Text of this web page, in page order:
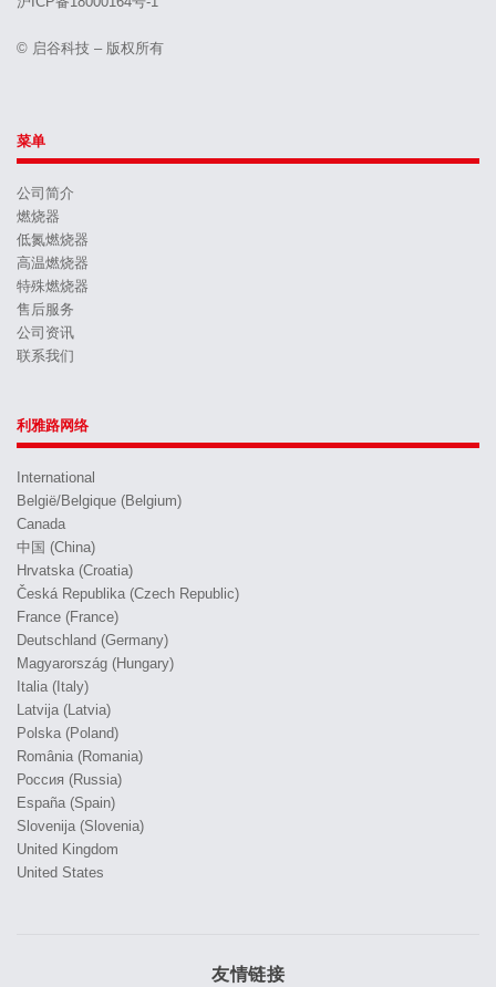
© 启谷科技 – 版权所有
菜单
公司简介
燃烧器
低氮燃烧器
高温燃烧器
特殊燃烧器
售后服务
公司资讯
联系我们
利雅路网络
International
België/Belgique (Belgium)
Canada
中国 (China)
Hrvatska (Croatia)
Česká Republika (Czech Republic)
France (France)
Deutschland (Germany)
Magyarország (Hungary)
Italia (Italy)
Latvija (Latvia)
Polska (Poland)
România (Romania)
Россия (Russia)
España (Spain)
Slovenija (Slovenia)
United Kingdom
United States
友情链接